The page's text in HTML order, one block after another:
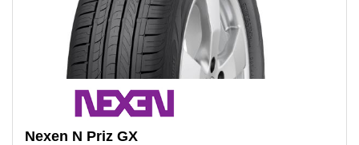
Nexen N Priz GX